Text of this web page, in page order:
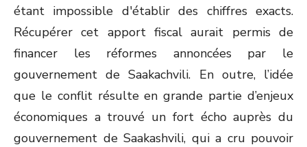
étant impossible d'établir des chiffres exacts.
Récupérer cet apport fiscal aurait permis de
financer les réformes annoncées par le
gouvernement de Saakachvili. En outre, l’idée
que le conflit résulte en grande partie d’enjeux
économiques a trouvé un fort écho auprès du
gouvernement de Saakashvili, qui a cru pouvoir